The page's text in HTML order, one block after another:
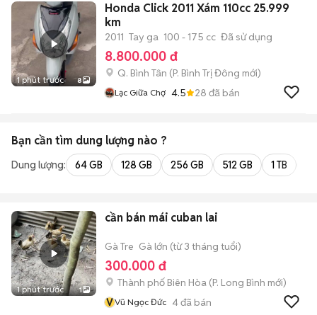
1 phút trước 8
Honda Click 2011 Xám 110cc 25.999
km
2011 Tay ga 100 - 175 cc Đã sử dụng
8.800.000 đ
Q. Bình Tân (P. Bình Trị Đông mới)
Lạc Giữa Chợ 4.5 28 đã bán
Bạn cần tìm dung lượng nào ?
Dung lượng: 64 GB 128 GB 256 GB 512 GB 1 TB
1 phút trước 1
cần bán mái cuban lai
Gà Tre Gà lớn (từ 3 tháng tuổi)
300.000 đ
Thành phố Biên Hòa (P. Long Bình mới)
VVũ Ngọc Đức 4đã bán